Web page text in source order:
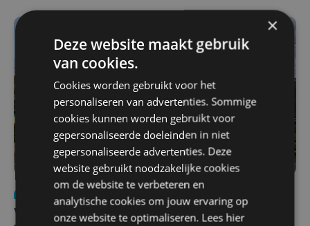
wo 5 augustus | 11:57
Vier Oostendse gynaecologen versterken dienst in AZ
×
Deze website maakt gebruik
van cookies.
Cookies worden gebruikt voor het
personaliseren van advertenties. Sommige
cookies kunnen worden gebruikt voor
gepersonaliseerde doeleinden in niet
gepersonaliseerde advertenties. Deze
website gebruikt noodzakelijke cookies
om de website te verbeteren en
analytische cookies om jouw ervaring op
onze website te optimaliseren. Lees hier